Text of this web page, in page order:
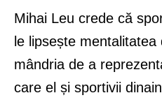
Mihai Leu crede că
le lipsește
mândria de a
care el și sportivii